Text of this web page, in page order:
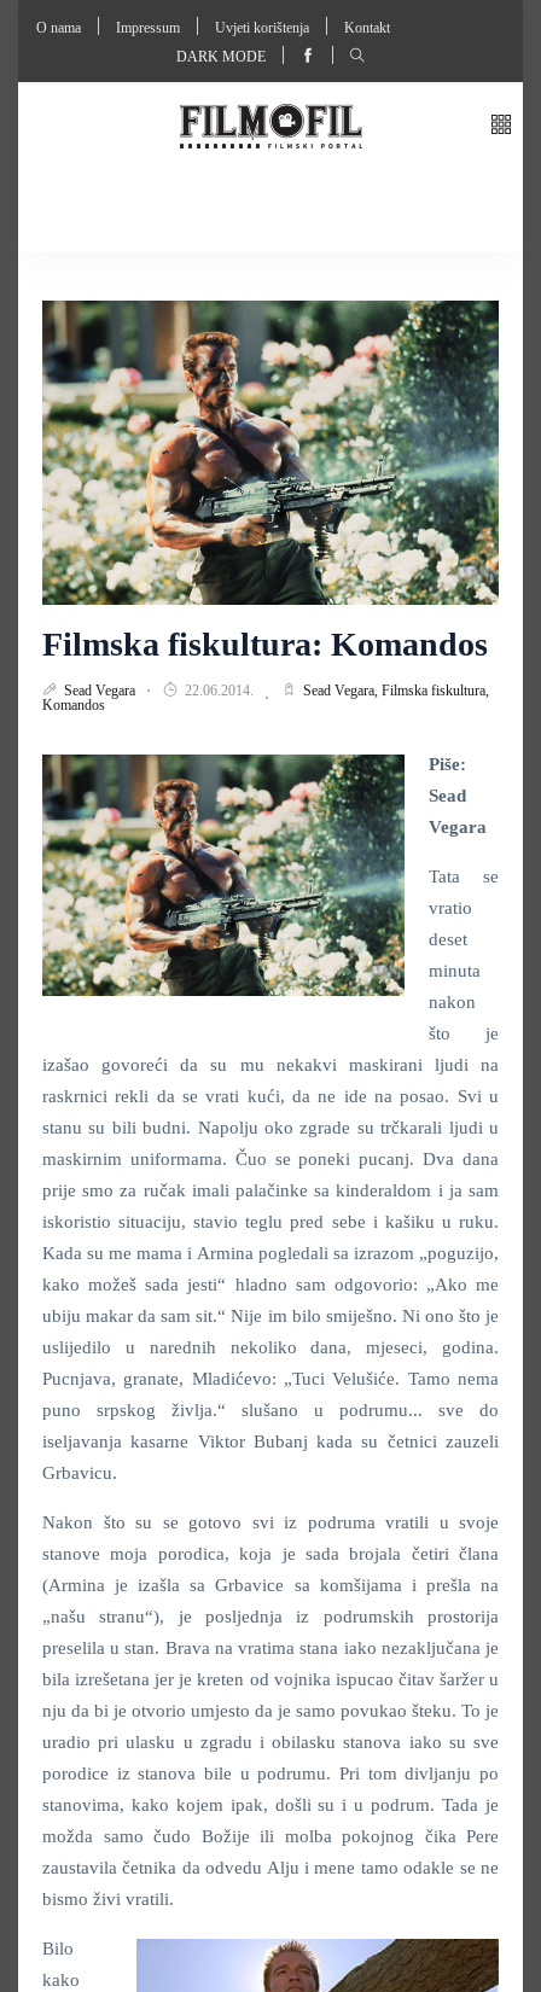
O nama Impressum Uvjeti korištenja
Kontakt
DARK MODE
Filmska fiskultura: Komandos
Sead Vegara 22.06.2014. Sead Vegara, Filmska fiskultura,
Komandos
Piše:
Sead
Vegara
Tata se
vratio
deset
minuta
nakon
što je
izašao govoreći da su mu nekakvi maskirani ljudi na
raskrnici rekli da se vrati kući, da ne ide na posao. Svi u
stanu su bili budni. Napolju oko zgrade su trčkarali ljudi u
maskirnim uniformama. Čuo se poneki pucanj. Dva dana
prije smo za ručak imali palačinke sa kinderaldom i ja sam
iskoristio situaciju, stavio teglu pred sebe i kašiku u ruku.
Kada su me mama i Armina pogledali sa izrazom „poguzijo,
kako možeš sada jesti“ hladno sam odgovorio: „Ako me
ubiju makar da sam sit.“ Nije im bilo smiješno. Ni ono što je
uslijedilo u narednih nekoliko dana, mjeseci, godina.
Pucnjava, granate, Mladićevo: „Tuci Velušiće. Tamo nema
puno srpskog življa.“ slušano u podrumu... sve do
iseljavanja kasarne Viktor Bubanj kada su četnici zauzeli
Grbavicu.
Nakon što su se gotovo svi iz podruma vratili u svoje
stanove moja porodica, koja je sada brojala četiri člana
(Armina je izašla sa Grbavice sa komšijama i prešla na
„našu stranu“), je posljednja iz podrumskih prostorija
preselila u stan. Brava na vratima stana iako nezaključana je
bila izrešetana jer je kreten od vojnika ispucao čitav šaržer u
nju da bi je otvorio umjesto da je samo povukao šteku. To je
uradio pri ulasku u zgradu i obilasku stanova iako su sve
porodice iz stanova bile u podrumu. Pri tom divljanju po
stanovima, kako kojem ipak, došli su i u podrum. Tada je
možda samo čudo Božije ili molba pokojnog čika Pere
zaustavila četnika da odvedu Alju i mene tamo odakle se ne
bismo živi vratili.
Bilo
kako